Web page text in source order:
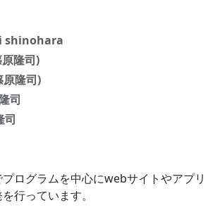
shinohara
隆司)
隆司)
司
司
ログラムを中心にwebサイトやアプリ
行っています。